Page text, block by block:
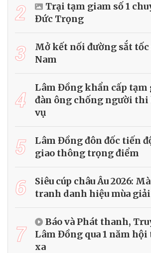
2
Trại tạm giam số 1
Đức Trọng
3
Mở kết nối đường sắt tốc
Nam
4
Lâm Đồng khẩn cấp
đàn ông chống người thi
vụ
5
Lâm Đồng đôn đốc tiến
giao thông trọng điểm
6
Siêu cúp châu Âu 2026:
tranh danh hiệu mùa
7
Báo và Phát thanh,
Lâm Đồng qua 1 năm hội
xa